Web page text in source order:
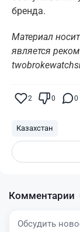
бренда.
Материал
является
2 0 0
Казахстан
Комментарии